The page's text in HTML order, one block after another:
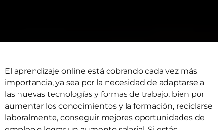
El aprendizaje online está cobrando cada vez más
importancia, ya sea por la necesidad de adaptarse a
las nuevas tecnologías y formas de trabajo, bien por
aumentar los conocimientos y la formación, reciclarse
laboralmente, conseguir mejores oportunidades de